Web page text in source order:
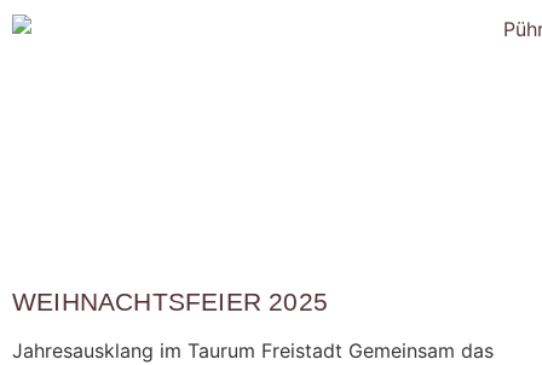
WEIHNACHTSFEIER 2025
Jahresausklang im Taurum Freistadt Gemeinsam das